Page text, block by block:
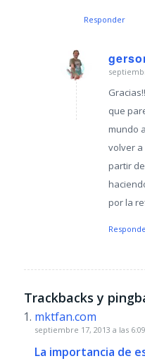
Responder
Dice:
que
mundo
volver a
partir
por la
Trackbacks y
mktfan.com
septiembre 17, 2013 a las
La importancia de